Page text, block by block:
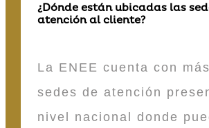
¿Dónde están ubicadas las
atención al cliente?
La ENEE cuenta con
sedes de atención
nivel nacional donde